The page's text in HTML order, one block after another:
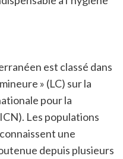
est classé dans
» (LC) sur la
pour la
Les populations
une
depuis plusieurs